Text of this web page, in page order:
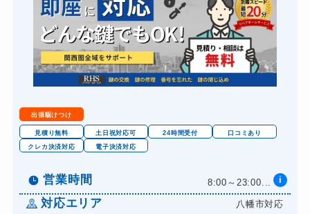
スーツケースカギ開け 8,800円～(税込)
スーツケースカギ作成 8,800円～(税込)
金庫カギ開け 14,300円～(税込)
金庫カギ修理 11,000円～(税込)
ロッカーカギ開け 8,800円～(税込)
ドアノブカギ開け
ドアノブカギ作成 8,800円～(税込)
ドアノブカギ交換 11,000円～(税込)
出張駆けつけ
見積り無料 土日祝対応可 24時間受付
口コミあり
クレカ決済対応
電子決済対応
営業時間 8:00～23:00... i
対応エリア 八幡市対応